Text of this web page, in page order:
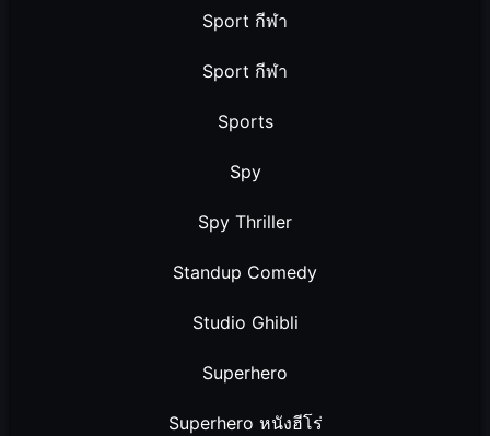
Sport กีฬา
Sport กีฬา
Sports
Spy
Spy Thriller
Standup Comedy
Studio Ghibli
Superhero
Superhero หนังฮีโร่